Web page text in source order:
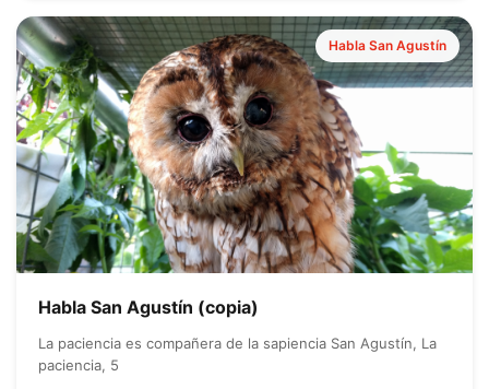
Habla San Agustín
Habla San Agustín (copia)
La paciencia es compañera de la sapiencia San Agustín, La
paciencia, 5